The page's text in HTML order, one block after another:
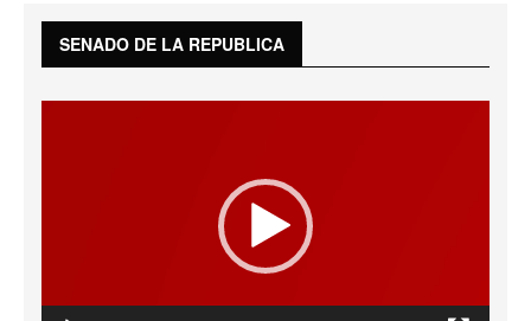
SENADO DE LA REPUBLICA